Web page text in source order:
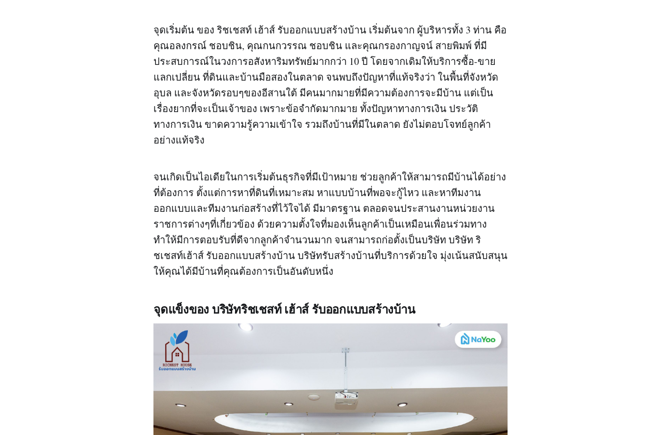
จุดเริ่มต้น ของ ริชเชสท์ เฮ้าส์ รับออกแบบสร้างบ้าน เริ่มต้นจาก ผู้บริหารทั้ง 3 ท่าน คือ
คุณอลงกรณ์ ชอบชิน, คุณกนกวรรณ ชอบชิน และคุณกรองกาญจน์ สายพิมพ์ ที่มี
ประสบการณ์ในวงการอสังหาริมทรัพย์มากกว่า 10 ปี โดยจากเดิมให้บริการซื้อ-ขาย
แลกเปลี่ยน ที่ดินและบ้านมือสองในตลาด จนพบถึงปัญหาที่แท้จริงว่า ในพื้นที่จังหวัด
อุบล และจังหวัดรอบๆของอีสานใต้ มีคนมากมายที่มีความต้องการจะมีบ้าน แต่เป็น
เรื่องยากที่จะเป็นเจ้าของ เพราะข้อจำกัดมากมาย ทั้งปัญหาทางการเงิน ประวัติ
ทางการเงิน ขาดความรู้ความเข้าใจ รวมถึงบ้านที่มีในตลาด ยังไม่ตอบโจทย์ลูกค้า
อย่างแท้จริง
จนเกิดเป็นไอเดียในการเริ่มต้นธุรกิจที่มีเป้าหมาย ช่วยลูกค้าให้สามารถมีบ้านได้อย่าง
ที่ต้องการ ตั้งแต่การหาที่ดินที่เหมาะสม หาแบบบ้านที่พอจะกู้ไหว และหาทีมงาน
ออกแบบและทีมงานก่อสร้างที่ไว้ใจได้ มีมาตรฐาน ตลอดจนประสานงานหน่วยงาน
ราชการต่างๆที่เกี่ยวข้อง ด้วยความตั้งใจที่มองเห็นลูกค้าเป็นเหมือนเพื่อนร่วมทาง
ทำให้มีการตอบรับที่ดีจากลูกค้าจำนวนมาก จนสามารถก่อตั้งเป็นบริษัท บริษัท ริ
ชเชสท์เฮ้าส์ รับออกแบบสร้างบ้าน บริษัทรับสร้างบ้านที่บริการด้วยใจ มุ่งเน้นสนับสนุน
ให้คุณได้มีบ้านที่คุณต้องการเป็นอันดับหนึ่ง
จุดแข็งของ บริษัทริชเชสท์ เฮ้าส์ รับออกแบบสร้างบ้าน